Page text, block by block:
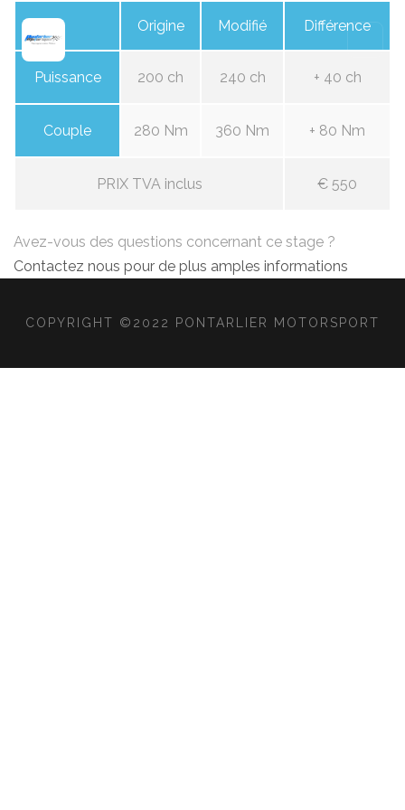
Origine Modifié Différence
Puissance 200 ch 240 ch + 40 ch
Couple 280 Nm 360 Nm + 80 Nm
PRIX TVA inclus € 550
Avez-vous des questions concernant ce stage ?
Contactez nous pour de plus amples informations
COPYRIGHT ©2022 PONTARLIER MOTORSPORT